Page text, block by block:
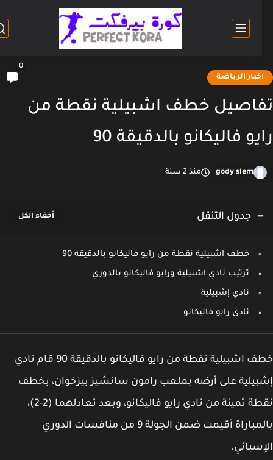
الرياضة
خطف اشبيلية نقطة من
فاليكانو بالدقيقة 90
gody slem منذ 2 سنة
جدول التنقل
خطف اشبيلية نقطة من رايو فاليكانو بالدقيقة 90
ترتيب نادي اشبيلية ورايو فاليكانو بالدوري
نادي إشبيلية
نادي رايو فاليكانو
خطف اشبيلية نقطة من رايو فاليكانو بالدقيقة 90 قام نادي
على أرضه بملعب رامون سانشيز بيزخوان، بخطف
نقطة ثمينة من نادي رايو فاليكانو، وبعد تعادلهما (2-2)،
بالمباراة أقيمت ضمن الجولة 9 من منافسات الدوري